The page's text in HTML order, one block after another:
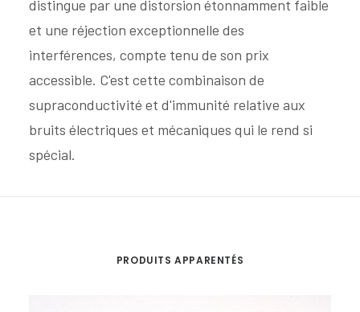
distingue par une distorsion étonnamment faible
et une réjection exceptionnelle des
interférences, compte tenu de son prix
accessible. C'est cette combinaison de
supraconductivité et d'immunité relative aux
bruits électriques et mécaniques qui le rend si
spécial.
PRODUITS APPARENTÉS